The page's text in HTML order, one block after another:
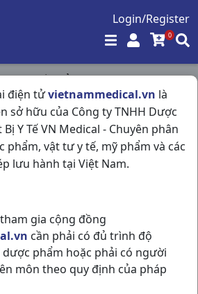
Login/Register
0
điện tửvietnammedical.vn là
sở hữu của Công ty TNHH Dược
Y Tế VN Medical - Chuyên phân
phẩm, vật tư y tế, mỹ phẩm và các
lưu hành tại Việt Nam.
gia cộng đồng
cần phải có đủ trình độ
dược phẩm hoặc phải có người
môn theo quy định của pháp
& Thuốc Bổ /